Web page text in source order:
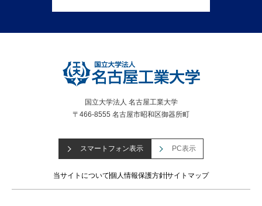
国立大学法人 名古屋工業大学
〒466-8555 名古屋市昭和区御器所町
スマートフォン表示 PC表示
当サイトについて個人情報保護方針サイトマップ